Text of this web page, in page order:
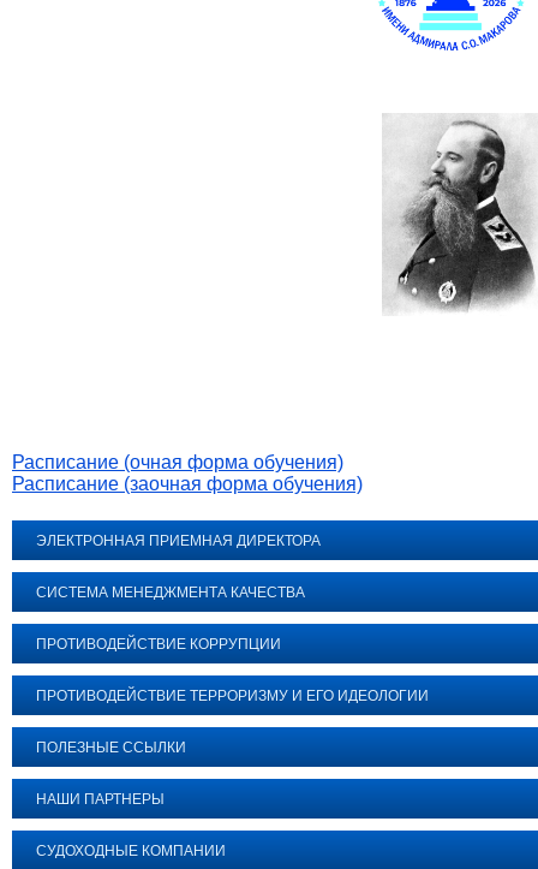
Расписание (очная форма обучения)
Расписание (заочная форма обучения)
ЭЛЕКТРОННАЯ ПРИЕМНАЯ ДИРЕКТОРА
СИСТЕМА МЕНЕДЖМЕНТА КАЧЕСТВА
ПРОТИВОДЕЙСТВИЕ КОРРУПЦИИ
ПРОТИВОДЕЙСТВИЕ ТЕРРОРИЗМУ И ЕГО ИДЕОЛОГИИ
ПОЛЕЗНЫЕ ССЫЛКИ
НАШИ ПАРТНЕРЫ
СУДОХОДНЫЕ КОМПАНИИ